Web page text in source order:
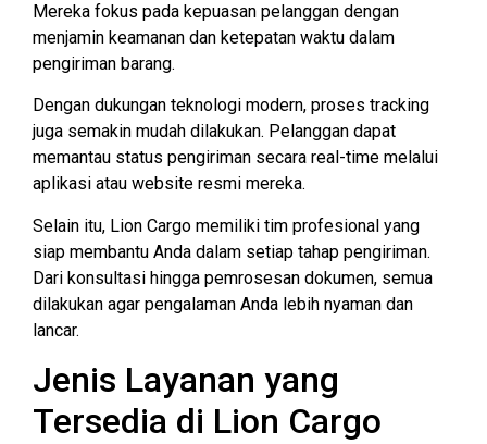
Mereka fokus pada kepuasan pelanggan dengan
menjamin keamanan dan ketepatan waktu dalam
pengiriman barang.
Dengan dukungan teknologi modern, proses tracking
juga semakin mudah dilakukan. Pelanggan dapat
memantau status pengiriman secara real-time melalui
aplikasi atau website resmi mereka.
Selain itu, Lion Cargo memiliki tim profesional yang
siap membantu Anda dalam setiap tahap pengiriman.
Dari konsultasi hingga pemrosesan dokumen, semua
dilakukan agar pengalaman Anda lebih nyaman dan
lancar.
Jenis Layanan yang
Tersedia di Lion Cargo